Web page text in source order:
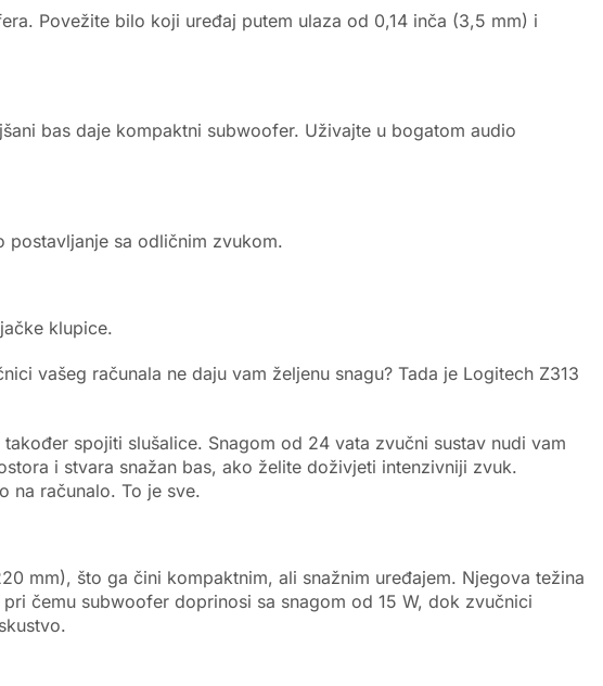
Povežite bilo koji uređaj putem ulaza od 0,14 inča (3,5 mm) i
bas daje kompaktni subwoofer. Uživajte u bogatom audio
postavljanje sa odličnim zvukom.
klupice.
vašeg računala ne daju vam željenu snagu? Tada je Logitech Z313
spojiti slušalice. Snagom od 24 vata zvučni sustav nudi vam
i stvara snažan bas, ako želite doživjeti intenzivniji zvuk.
na računalo. To je sve.
mm), što ga čini kompaktnim, ali snažnim uređajem. Njegova težina
čemu subwoofer doprinosi sa snagom od 15 W, dok zvučnici